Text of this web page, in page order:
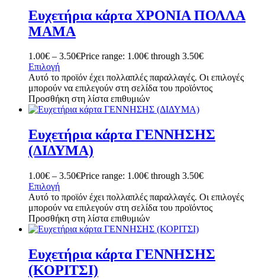
Ευχετήρια κάρτα ΧΡΟΝΙΑ ΠΟΛΛΑ
ΜΑΜΑ
1.00€ – 3.50€Price range: 1.00€ through 3.50€
Επιλογή
Αυτό το προϊόν έχει πολλαπλές παραλλαγές. Οι επιλογές
μπορούν να επιλεγούν στη σελίδα του προϊόντος
Προσθήκη στη λίστα επιθυμιών
Ευχετήρια κάρτα ΓΕΝΝΗΣΗΣ
(ΔΙΔΥΜΑ)
1.00€ – 3.50€Price range: 1.00€ through 3.50€
Επιλογή
Αυτό το προϊόν έχει πολλαπλές παραλλαγές. Οι επιλογές
μπορούν να επιλεγούν στη σελίδα του προϊόντος
Προσθήκη στη λίστα επιθυμιών
Ευχετήρια κάρτα ΓΕΝΝΗΣΗΣ
(ΚΟΡΙΤΣΙ)